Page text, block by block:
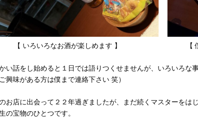
いろいろなお酒が楽しめます 】 【 僕の好
い話をし始めると１日では語りつくせませんが、いろいろな
興味がある方は僕まで連絡下さい 笑）
お店に出会って２２年過ぎましたが、まだ続くマスターをは
の宝物のひとつです。